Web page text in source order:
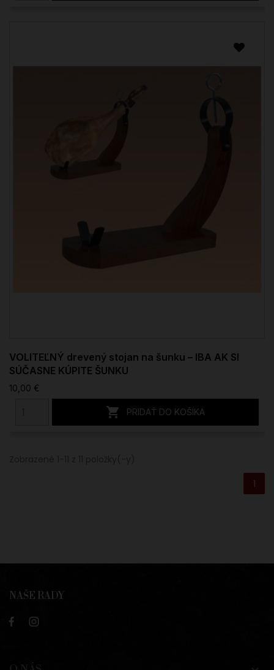
VOLITEĽNÝ drevený stojan na šunku – IBA AK SI
SÚČASNE KÚPITE ŠUNKU
10,00 €
 PRIDAŤ DO KOŠÍKA
1
NAŠE RADY